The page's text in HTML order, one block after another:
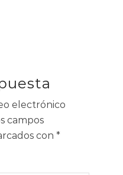
electrónico
campos
con *